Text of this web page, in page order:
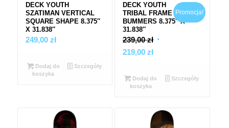
DECK YOUTH
SZATIMAN VERTICAL
SQUARE SHAPE 8.375″
X 31.838″
249,00 zł
Dodaj do
koszyka
Szczegóły
DECK YOUTH
TRIBAL FRAME BY
BUMMERS 8.375″ X
31.838″
239,00zł Pierwotna
239,00 zł.
219,00 złAktualna
wynosi:
Promocja!
Dodaj do
koszyka
Szczegóły